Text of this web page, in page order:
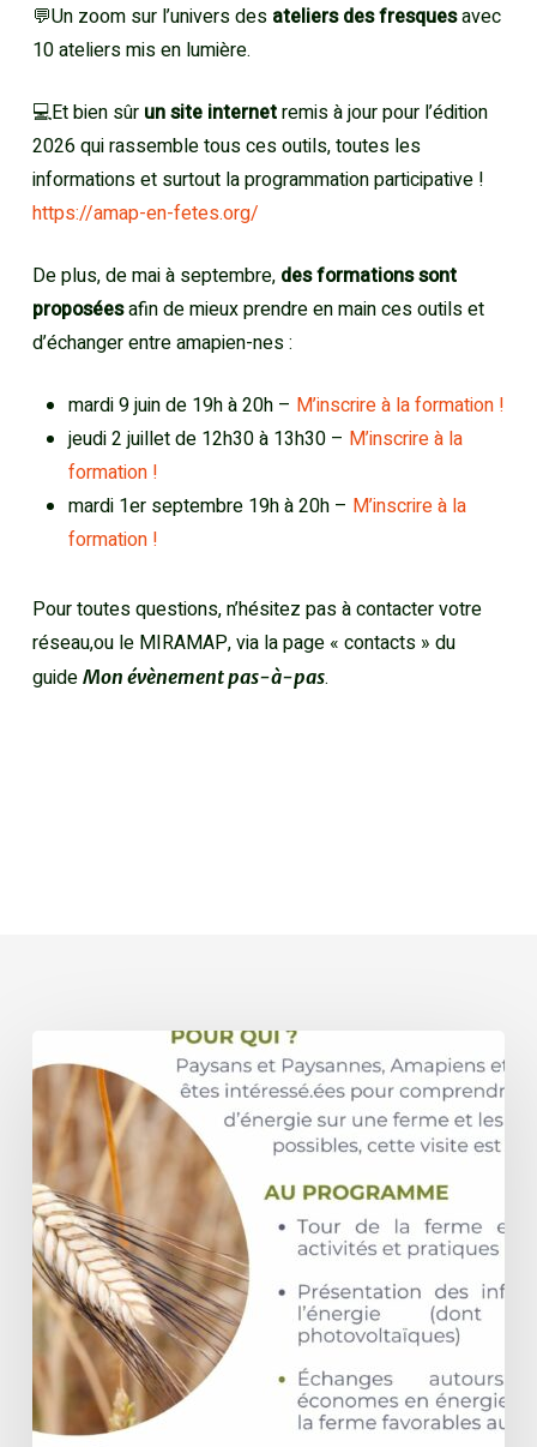
💬Un zoom sur l’univers des ateliers des fresquesavec
10 ateliers mis en lumière.
💻Et bien sûr un site internetremis à jour pour l’édition
2026 qui rassemble tous ces outils, toutes les
informations et surtout la programmation participative !
https://amap-en-fetes.org/
De plus, de mai à septembre, des formations sont
proposéesafin de mieux prendre en main ces outils et
d’échanger entre amapien-nes :
mardi 9 juin de 19h à 20h – M’inscrire à la formation !
jeudi 2 juillet de 12h30 à 13h30 – M’inscrire à la
formation !
mardi 1er septembre 19h à 20h – M’inscrire à la
formation !
Pour toutes questions, n’hésitez pas à contacter votre
réseau,ou le MIRAMAP, via la page « contacts » du
guide Mon évènement pas-à-pas.